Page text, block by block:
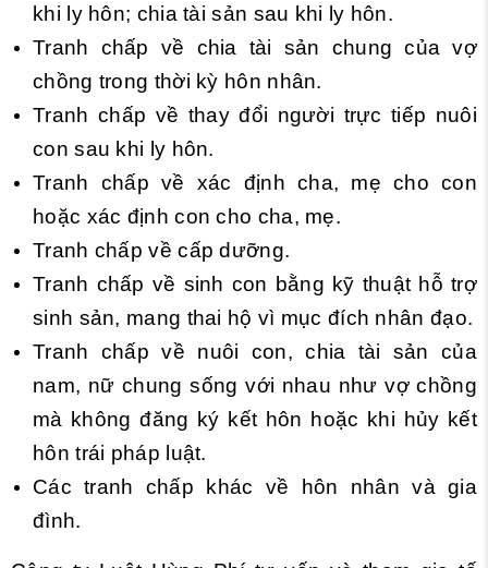
khi ly hôn; chia tài sản sau khi ly hôn.
Tranh chấp về chia tài sản chung của vợ
chồng trong thời kỳ hôn nhân.
Tranh chấp về thay đổi người trực tiếp nuôi
con sau khi ly hôn.
Tranh chấp về xác định cha, mẹ cho con
hoặc xác định con cho cha, mẹ.
Tranh chấp về cấp dưỡng.
Tranh chấp về sinh con bằng kỹ thuật hỗ trợ
sinh sản, mang thai hộ vì mục đích nhân đạo.
Tranh chấp về nuôi con, chia tài sản của
nam, nữ chung sống với nhau như vợ chồng
mà không đăng ký kết hôn hoặc khi hủy kết
hôn trái pháp luật.
Các tranh chấp khác về hôn nhân và gia
đình.